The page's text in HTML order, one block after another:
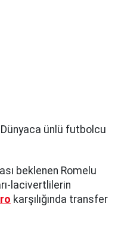
ünlü futbolcu
beklenen Romelu
lacivertlilerin
karşılığında transfer